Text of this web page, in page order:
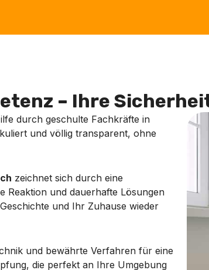
– Ihre
durch geschulte Fachkräfte in
und völlig transparent, ohne
zeichnet sich durch eine
Reaktion und dauerhafte Lösungen
und Ihr Zuhause wieder
und bewährte Verfahren für eine
die perfekt an Ihre Umgebung